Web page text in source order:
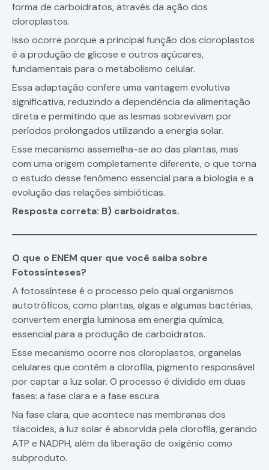
forma de carboidratos, através da ação dos
cloroplastos.
Isso ocorre porque a principal função dos cloroplastos
é a produção de glicose e outros açúcares,
fundamentais para o metabolismo celular.
Essa adaptação confere uma vantagem evolutiva
significativa, reduzindo a dependência da alimentação
direta e permitindo que as lesmas sobrevivam por
períodos prolongados utilizando a energia solar.
Esse mecanismo assemelha-se ao das plantas, mas
com uma origem completamente diferente, o que torna
o estudo desse fenômeno essencial para a biologia e a
evolução das relações simbióticas.
Resposta correta: B) carboidratos.
O que o ENEM quer que você saiba sobre
Fotossínteses?
A fotossíntese é o processo pelo qual organismos
autotróficos, como plantas, algas e algumas bactérias,
convertem energia luminosa em energia química,
essencial para a produção de carboidratos.
Esse mecanismo ocorre nos cloroplastos, organelas
celulares que contêm a clorofila, pigmento responsável
por captar a luz solar. O processo é dividido em duas
fases: a fase clara e a fase escura.
Na fase clara, que acontece nas membranas dos
tilacoides, a luz solar é absorvida pela clorofila, gerando
ATP e NADPH, além da liberação de oxigênio como
subproduto.